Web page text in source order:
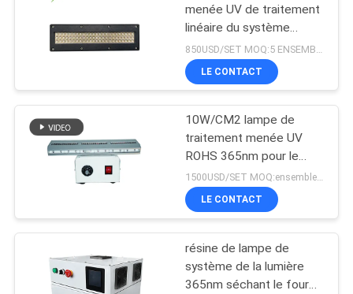
menée UV de traitement
linéaire du système
365nm 395nm 405nm de
Shenzhen 1200w
LE CONTACT
10W/CM2 lampe de
traitement menée UV
ROHS 365nm pour le
revêtement de résine
1500USD/SET MOQ:ensembles 1
LE CONTACT
résine de lampe de
système de la lumière
365nm séchant le four